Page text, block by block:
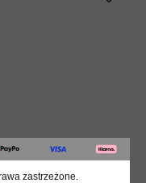
zastrzeżone.